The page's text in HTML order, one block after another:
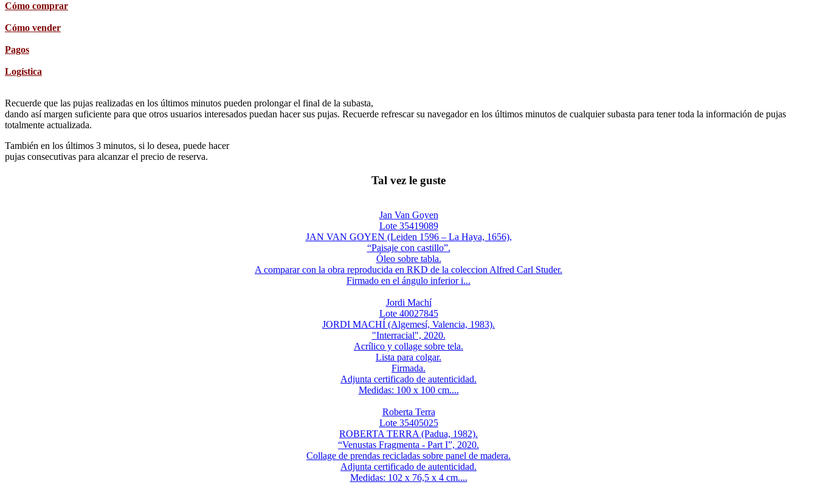
Cómo comprar
Cómo vender
Pagos
Logística
Recuerde que las pujas realizadas en los últimos minutos pueden prolongar el final de la subasta,
dando así margen suficiente para que otros usuarios interesados puedan hacer sus pujas. Recuerde refrescar su navegador en los últimos minutos de cualquier subasta para tener toda la información de pujas
totalmente actualizada.
También en los últimos 3 minutos, si lo desea, puede hacer
pujas consecutivas para alcanzar el precio de reserva.
Tal vez le guste
Jan Van Goyen
Lote 35419089
JAN VAN GOYEN (Leiden 1596 – La Haya, 1656),
“Paisaje con castillo”.
Óleo sobre tabla.
A comparar con la obra reproducida en RKD de la coleccion Alfred Carl Studer.
Firmado en el ángulo inferior i...
Jordi Machí
Lote 40027845
JORDI MACHÍ (Algemesí, Valencia, 1983).
"Interracial", 2020.
Acrílico y collage sobre tela.
Lista para colgar.
Firmada.
Adjunta certificado de autenticidad.
Medidas: 100 x 100 cm....
Roberta Terra
Lote 35405025
ROBERTA TERRA (Padua, 1982).
“Venustas Fragmenta - Part I”, 2020.
Collage de prendas recicladas sobre panel de madera.
Adjunta certificado de autenticidad.
Medidas: 102 x 76,5 x 4 cm....